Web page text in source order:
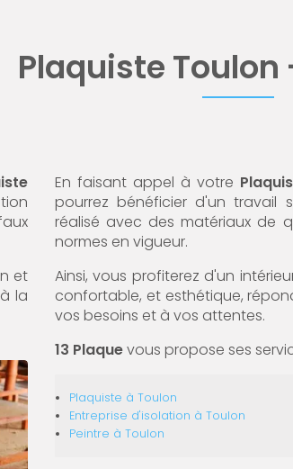
Plaquiste Toulon
et
la
En faisant appel à votre
pourrez bénéficier d'un travail
réalisé avec des matériaux de
normes en vigueur.
Ainsi, vous profiterez d'un
confortable, et esthétique,
vos besoins et à vos attentes.
13 Plaquevous propose ses
Plaquiste à Toulon
Entreprise d'isolation à Toulon
Peintre à Toulon